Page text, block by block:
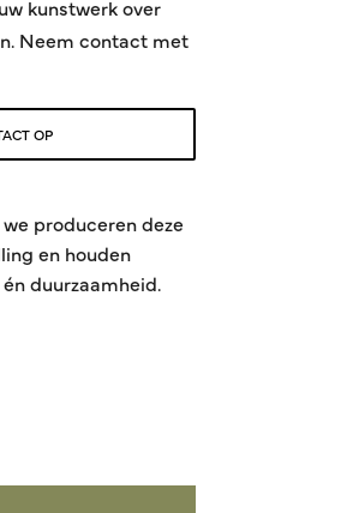
kunstwerk over
Neem contact met
OP
produceren deze
en houden
duurzaamheid.